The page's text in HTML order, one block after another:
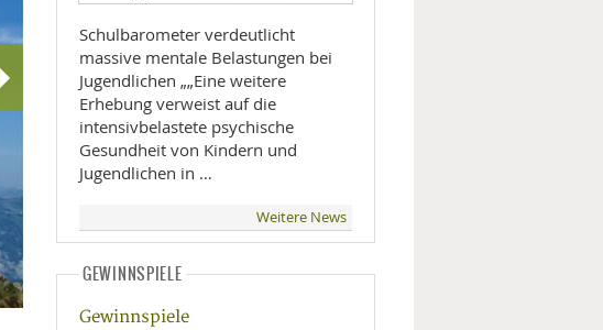
LIFESTYLE
MOBILITÄT
Schulbarometer verdeutlicht
massive mentale Belastungen bei
Jugendlichen „„Eine weitere
Erhebung verweist auf die
intensivbelastete psychische
Gesundheit von Kindern und
Jugendlichen in …
Weitere News
GEWINNSPIELE
Gewinnspiele